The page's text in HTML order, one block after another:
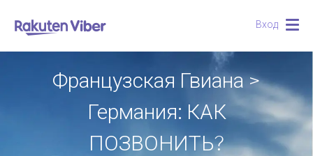
Вход
Французская Гвиана >
Германия: КАК
ПОЗВОНИТЬ?